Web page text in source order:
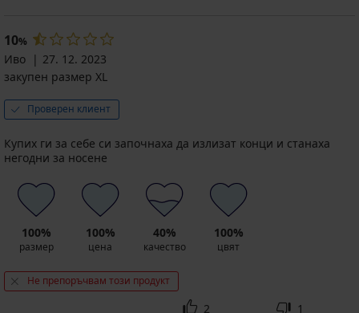
10%
Иво
27. 12. 2023
закупен размер XL
Проверен клиент
Купих ги за себе си започнаха да излизат конци и станаха
негодни за носене
100%
размер
100%
цена
40%
качество
100%
цвят
Не препоръчвам този продукт
2 1